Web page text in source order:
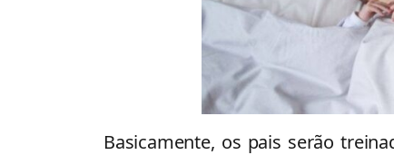
Basicamente, os pais serão